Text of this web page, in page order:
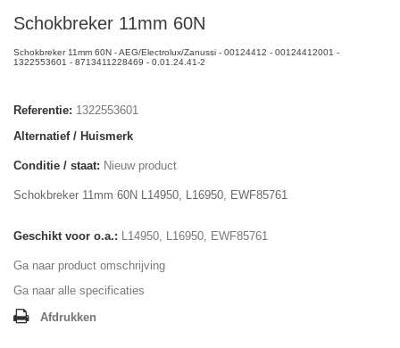
Schokbreker 11mm 60N
Schokbreker 11mm 60N - AEG/Electrolux/Zanussi - 00124412 - 00124412001 -
1322553601 - 8713411228469 - 0.01.24.41-2
Referentie: 1322553601
Alternatief / Huismerk
Conditie / staat: Nieuw product
Schokbreker 11mm 60N L14950, L16950, EWF85761
Geschikt voor o.a.: L14950, L16950, EWF85761
Ga naar product omschrijving
Ga naar alle specificaties
Afdrukken